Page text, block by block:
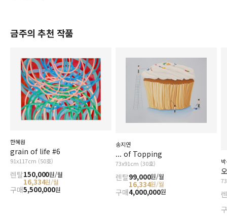
금주의 추천 작품
한혜원
grain of life #6
91x117cm (50호)
렌탈150,000원/월
16,334원/월
구매5,500,000원
송지연
... of Topping
73x91cm (30호)
렌탈99,000원/월
16,334원/월
구매4,000,000원